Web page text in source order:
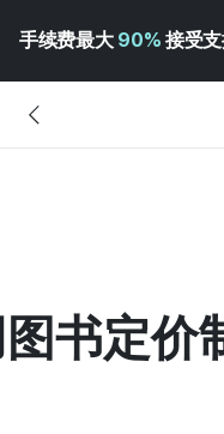
手续费最大 90% 接受
书定价